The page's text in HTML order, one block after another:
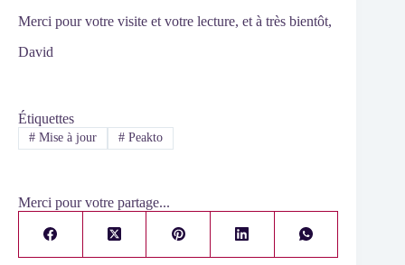
Merci pour votre visite et votre lecture, et à très bientôt,
David
Étiquettes
#Mise à jour #Peakto
Merci pour votre partage...